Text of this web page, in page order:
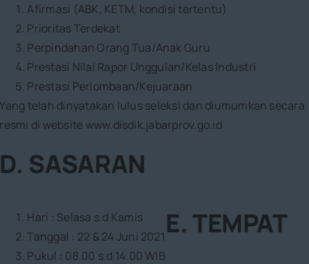
Afirmasi (ABK, KETM, kondisi tertentu)
Prioritas Terdekat
Perpindahan Orang Tua/Anak Guru
Prestasi Nilai Rapor Unggulan/Kelas Industri
Prestasi Perlombaan/Kejuaraan
Yang telah dinyatakan lulus seleksi dan diumumkan secara
resmi di website www.disdik.jabarprov.go.id
D. SASARAN
Hari : Selasa s.d Kamis
Tanggal : 22 & 24 Juni 2021
Pukul : 08.00 s.d 14.00 WIB
E. TEMPAT